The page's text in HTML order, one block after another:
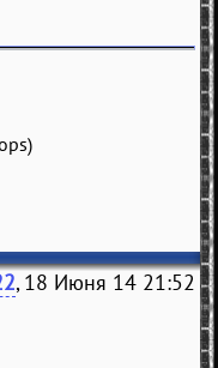
, 18 Июня 14 21:52